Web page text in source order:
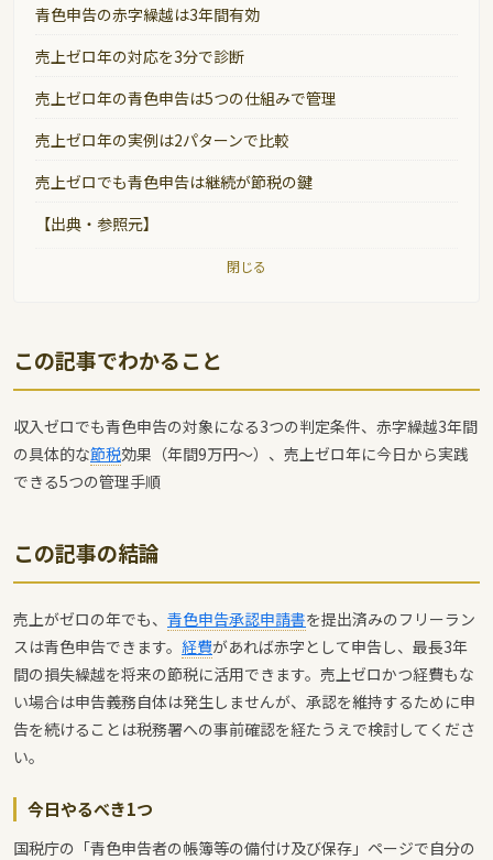
青色申告の赤字繰越は3年間有効
売上ゼロ年の対応を3分で診断
売上ゼロ年の青色申告は5つの仕組みで管理
売上ゼロ年の実例は2パターンで比較
売上ゼロでも青色申告は継続が節税の鍵
【出典・参照元】
閉じる
この記事でわかること
収入ゼロでも青色申告の対象になる3つの判定条件、赤字繰越3年間
の具体的な節税効果（年間9万円〜）、売上ゼロ年に今日から実践
できる5つの管理手順
この記事の結論
売上がゼロの年でも、 青色申告承認申請書を提出済みのフリーラン
スは青色申告できます。 経費があれば赤字として申告し、最長3年
間の損失繰越を将来の節税に活用できます。売上ゼロかつ経費もな
い場合は申告義務自体は発生しませんが、承認を維持するために申
告を続けることは税務署への事前確認を経たうえで検討してくださ
い。
今日やるべき1つ
国税庁の「青色申告者の帳簿等の備付け及び保存」ページで自分の